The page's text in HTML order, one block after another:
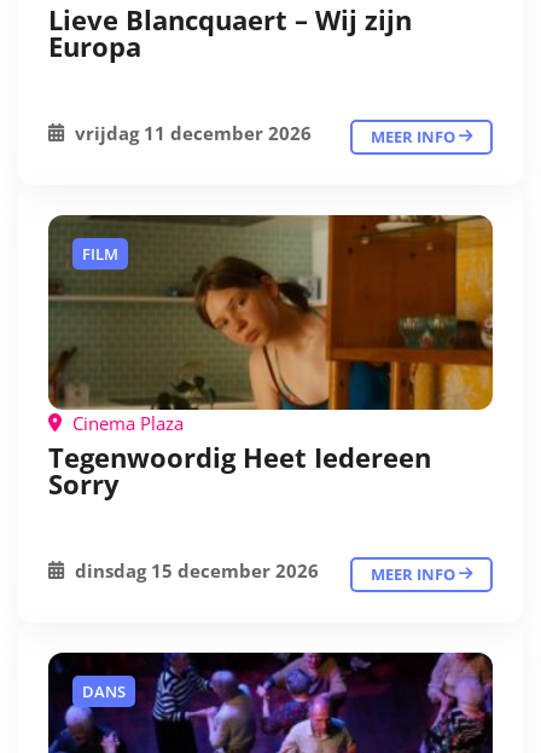
Lieve Blancquaert – Wij zijn
Europa
vrijdag 11 december 2026 MEER INFO
FILM
Cinema Plaza
Tegenwoordig Heet Iedereen
Sorry
dinsdag 15 december 2026 MEER INFO
DANS